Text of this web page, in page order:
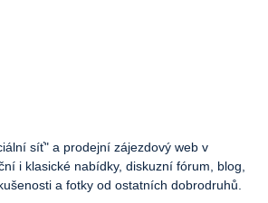
síť" a prodejní zájezdový web v
i klasické nabídky, diskuzní fórum, blog,
a fotky od ostatních dobrodruhů.